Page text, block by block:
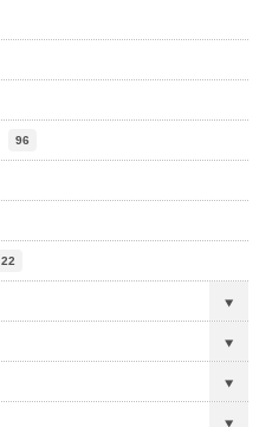
96
22